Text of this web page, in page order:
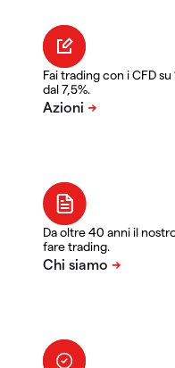
Fai trading con i CFD
dal 7,5%.
Da oltre 40 anni il
fare trading.